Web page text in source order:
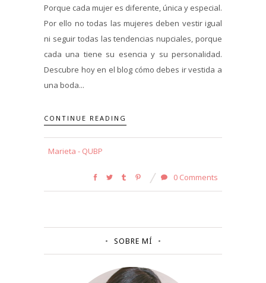
Porque cada mujer es diferente, única y especial.
Por ello no todas las mujeres deben vestir igual
ni seguir todas las tendencias nupciales, porque
cada una tiene su esencia y su personalidad.
Descubre hoy en el blog cómo debes ir vestida a
una boda...
CONTINUE READING
Marieta - QUBP
0 Comments
SOBRE MÍ